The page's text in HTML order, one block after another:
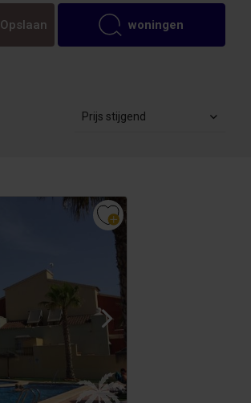
Opslaan woningen
Prijs stijgend